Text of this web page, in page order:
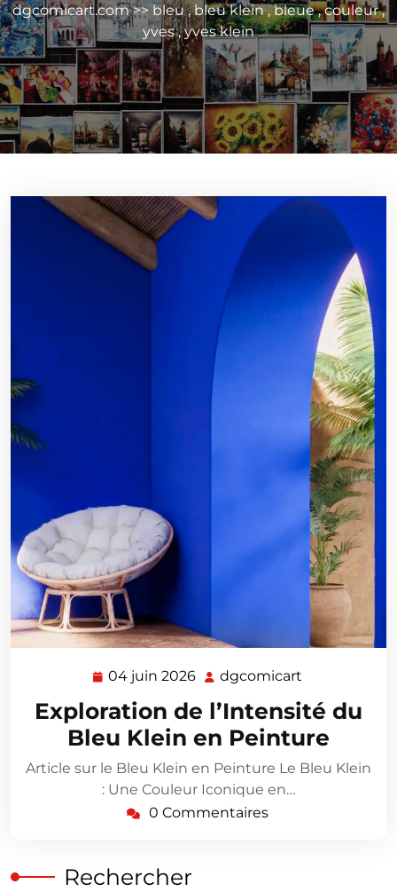
dgcomicart.com>>bleu,bleu klein,bleue,couleur,
yves,yves klein
04 juin 2026 04
juin
2026
dgcomicart
Exploration de l’Intensité du
Bleu Klein en Peinture
Article sur le Bleu Klein en Peinture Le Bleu Klein
: Une Couleur Iconique en…
0 Commentaires
Rechercher